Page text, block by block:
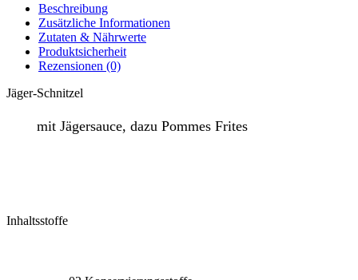
Beschreibung
Zusätzliche Informationen
Zutaten & Nährwerte
Produktsicherheit
Rezensionen (0)
Jäger-Schnitzel
mit Jägersauce, dazu Pommes Frites
Inhaltsstoffe